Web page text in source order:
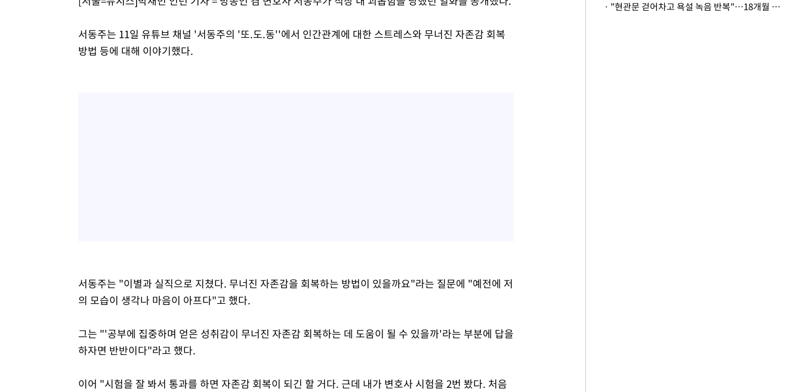
손흥민, 5경기 연속골 실패…LAFC는 승부차기 끝 과달라하라 격파
서동주는 11일 유튜브 채널 '서동주의 '또.도.동''에서 인간관계에 대한 스트레스와 무너진 자존감 회복
방법 등에 대해 이야기했다.
서동주는 "이별과 실직으로 지쳤다. 무너진 자존감을 회복하는 방법이 있을까요"라는 질문에 "예전에 저
의 모습이 생각나 마음이 아프다"고 했다.
그는 "'공부에 집중하며 얻은 성취감이 무너진 자존감 회복하는 데 도움이 될 수 있을까'라는 부분에 답을
하자면 반반이다"라고 했다.
이어 "시험을 잘 봐서 통과를 하면 자존감 회복이 되긴 할 거다. 근데 내가 변호사 시험을 2번 봤다. 처음
· "현관문 걷어차고 욕설 녹음 반복"…18개월 아기 키우는 집 뒤흔든 '앞집의 비극'